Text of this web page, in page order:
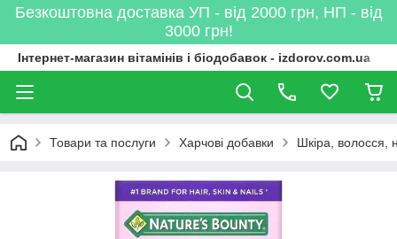
Безкоштовна доставка УП - від 2000 грн, НП - від
3000 грн!
Інтернет-магазин вітамінів і біодобавок - izdorov.com.ua
Товари та послуги Харчові добавки Шкіра, волосся,